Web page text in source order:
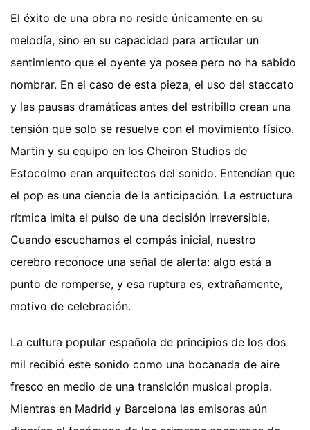
El éxito de una obra no reside únicamente en su
melodía, sino en su capacidad para articular un
sentimiento que el oyente ya posee pero no ha sabido
nombrar. En el caso de esta pieza, el uso del staccato
y las pausas dramáticas antes del estribillo crean una
tensión que solo se resuelve con el movimiento físico.
Martin y su equipo en los Cheiron Studios de
Estocolmo eran arquitectos del sonido. Entendían que
el pop es una ciencia de la anticipación. La estructura
rítmica imita el pulso de una decisión irreversible.
Cuando escuchamos el compás inicial, nuestro
cerebro reconoce una señal de alerta: algo está a
punto de romperse, y esa ruptura es, extrañamente,
motivo de celebración.
La cultura popular española de principios de los dos
mil recibió este sonido como una bocanada de aire
fresco en medio de una transición musical propia.
Mientras en Madrid y Barcelona las emisoras aún